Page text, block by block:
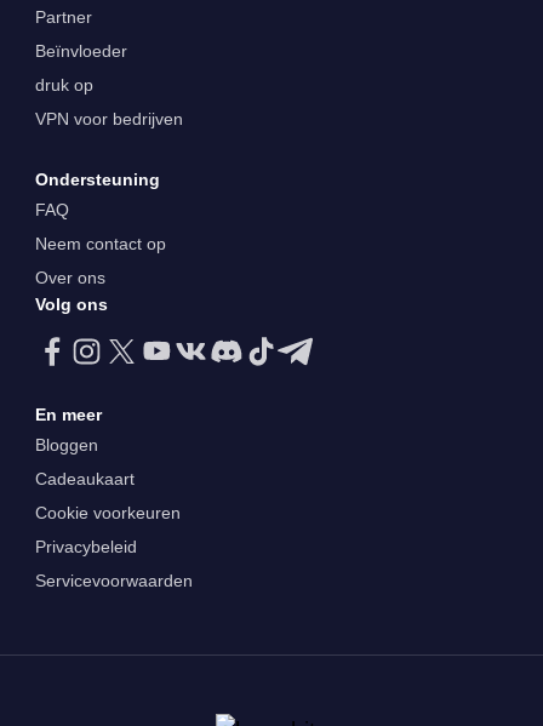
Partner
Beïnvloeder
druk op
VPN voor bedrijven
Ondersteuning
FAQ
Neem contact op
Over ons
Volg ons
En meer
Bloggen
Cadeaukaart
Cookie voorkeuren
Privacybeleid
Servicevoorwaarden